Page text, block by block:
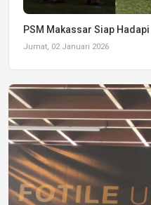
PSM Makassar Siap
Jumat, 02 Januari 2026